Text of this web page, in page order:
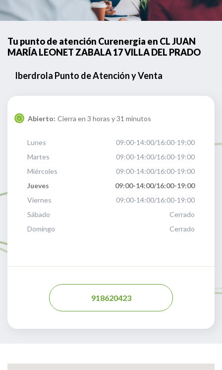
Tu punto de atención Curenergia en CL JUAN
MARÍA LEONET ZABALA 17 VILLA DEL PRADO
Iberdrola Punto de Atención y Venta
Abierto: Cierra en 3 horas y 31 minutos
Lunes
09:00-14:00/16:00-19:00
Martes
09:00-14:00/16:00-19:00
Miércoles
09:00-14:00/16:00-19:00
Jueves
09:00-14:00/16:00-19:00
Viernes
09:00-14:00/16:00-19:00
Sábado
Cerrado
Domingo
Cerrado
918620423